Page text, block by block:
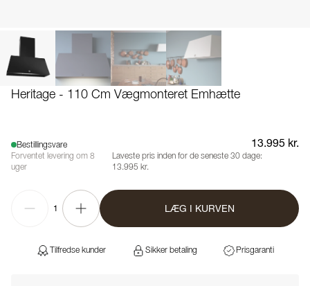
Heritage - 110 Cm Vægmonteret Emhætte
Bestillingsvare
Forventet levering om 8
uger
13.995 kr.
Laveste pris inden for de seneste 30 dage:
13.995 kr.
1 LÆG I KURVEN
Tilfredse kunder Sikker betaling Prisgaranti